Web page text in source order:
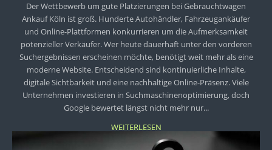
Der Wettbewerb um gute Platzierungen bei Gebrauchtwagen
Ankauf Köln ist groß. Hunderte Autohändler, Fahrzeugankäufer
und Online-Plattformen konkurrieren um die Aufmerksamkeit
potenzieller Verkäufer. Wer heute dauerhaft unter den vorderen
Suchergebnissen erscheinen möchte, benötigt weit mehr als eine
moderne Website. Entscheidend sind kontinuierliche Inhalte,
digitale Sichtbarkeit und eine nachhaltige Online-Präsenz. Viele
Unternehmen investieren in Suchmaschinenoptimierung, doch
Google bewertet längst nicht mehr nur...
WEITERLESEN